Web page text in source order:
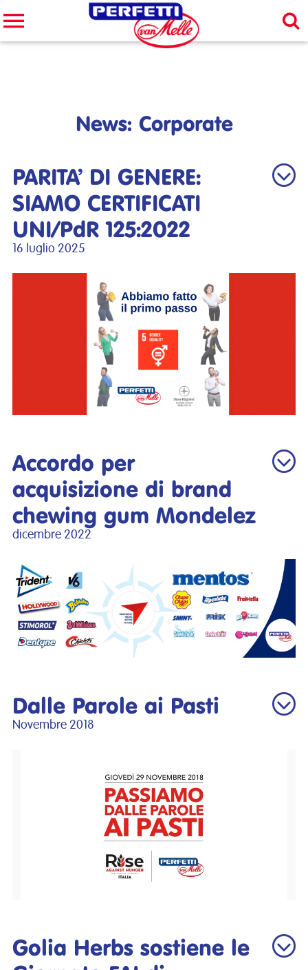
Cerca nel sito
News: Corporate
PARITA’ DI GENERE:
SIAMO CERTIFICATI
UNI/PdR 125:2022
16 luglio 2025
Accordo per
acquisizione di brand
chewing gum Mondelez
dicembre 2022
Dalle Parole ai Pasti
Novembre 2018
Golia Herbs sostiene le